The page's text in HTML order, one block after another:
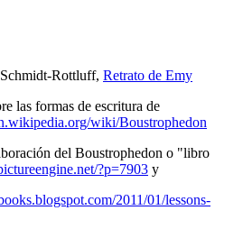
Rottluff, Retrato de Emy
las formas de escritura de
wiki/Boustrophedon
del Boustrophedon o "libro
?p=7903 y
2011/01/lessons-